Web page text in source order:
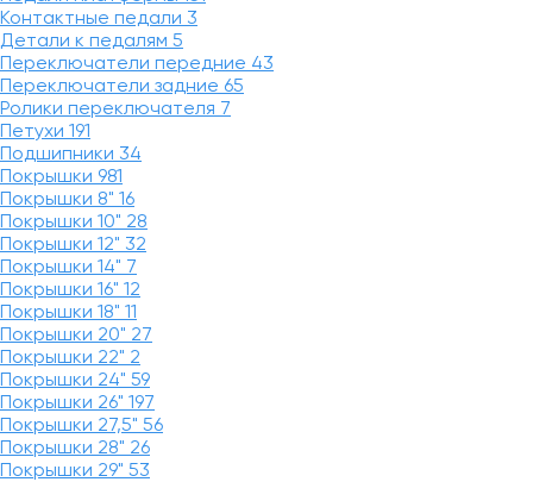
Контактные педали 3
Детали к педалям 5
Переключатели передние 43
Переключатели задние 65
Ролики переключателя 7
Петухи 191
Подшипники 34
Покрышки 981
Покрышки 8" 16
Покрышки 10" 28
Покрышки 12" 32
Покрышки 14" 7
Покрышки 16" 12
Покрышки 18" 11
Покрышки 20" 27
Покрышки 22" 2
Покрышки 24" 59
Покрышки 26" 197
Покрышки 27,5" 56
Покрышки 28" 26
Покрышки 29" 53